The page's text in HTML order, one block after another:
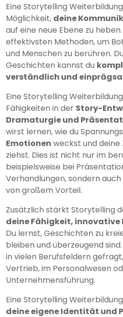
Eine Storytelling
Möglichkeit, deine
auf eine neue Ebene zu
effektivsten Methoden, um
und Menschen zu berühren.
Geschichten kannst du
verständlich und
Eine Storytelling
Fähigkeiten in der Story-
Dramaturgie und
wirst lernen, wie du
Emotionen weckst und deine
ziehst. Dies ist nicht nur im
beispielsweise bei
Verhandlungen, sondern
von großem Vorteil.
Zusätzlich stärkt Storytelling
deine Fähigkeit, innovative
Du lernst, Geschichten zu
bleiben und überzeugend
in vielen Berufsfeldern
Vertrieb, im Personalwesen
Unternehmensführung.
Eine Storytelling
deine eigene Identität und